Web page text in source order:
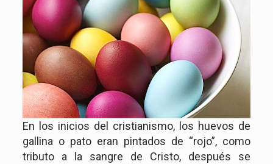
En los inicios del cristianismo, los huevos de
gallina o pato eran pintados de “rojo”, como
tributo a la sangre de Cristo, después se